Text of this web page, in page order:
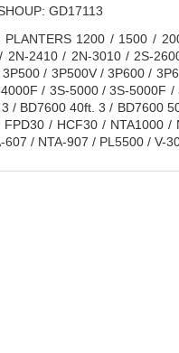
GD17113
PLANTERS 1200 / 1500 /
2410 / 2N-3010 / 2S-
/ 3P500V / 3P600 /
/ 3S-5000 / 3S-
/ BD7600 40ft. 3 / BD7600
/ HCF30 / NTA1000
/ NTA-907 / PL5500 / V-